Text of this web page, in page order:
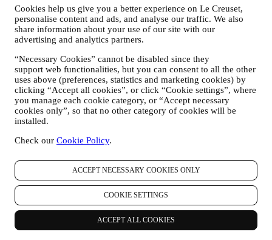
Cookies help us give you a better experience on Le Creuset,
personalise content and ads, and analyse our traffic. We also
share information about your use of our site with our
advertising and analytics partners.
“Necessary Cookies” cannot be disabled since they
support web functionalities, but you can consent to all the other
uses above (preferences, statistics and marketing cookies) by
clicking “Accept all cookies”, or click “Cookie settings”, where
you manage each cookie category, or “Accept necessary
cookies only”, so that no other category of cookies will be
installed.
Check our Cookie Policy.
ACCEPT NECESSARY COOKIES ONLY
COOKIE SETTINGS
ACCEPT ALL COOKIES
Det kan være at vi må behandle enkelte data om deg for å
oppfylle våre juridiske forpliktelser og andre forpliktelser som
oppstår på grunnlag av instruksjoner som mottas fra
myndighetene.
FOR Å OPPRETTE EN KONTO I LE CREUSET
Vi vil bruke dine data for å opprette en konto i Le Creuset
som vil gi deg tilgang til en rekke fordeler tilegnet registrerte
brukere, for bedre å nyte våre tjenester, så som raskere
utsjekking, lagre flere forsendelsesadresser, vise og spore
bestillinger. Denne behandlingsaktiviteten er basert på den
kontraktsmessige utførelse av denne tjenesten.
VÅRE PRODUKTER, TJENESTER OG BISTAND TIL
Vi vil bruke dine data til å forvalte kontraktsforholdet med
deg, dine kjøp av produkter på nettstedet og/eller i en av våre
Le Creuset butikker, din bruk av nettstedet, eventuelle
etterfølgende ettersalgsbistand, eller din deltakelse i
konkurranser. Det kan være at vi må behandle enkelte data
om deg for våre administrative formål knyttet til
kontraktsforholdet med deg inkludert regnskapsføring,